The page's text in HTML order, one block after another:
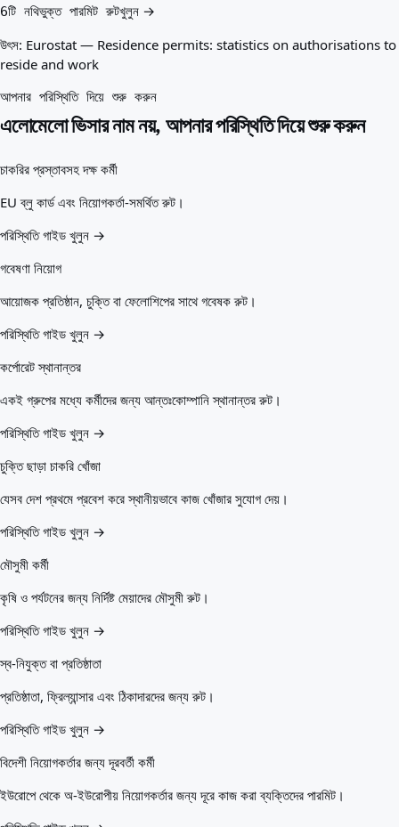
6টি নথিভুক্ত পারমিট রুটখুলুন →
উৎস: Eurostat — Residence permits: statistics on authorisations to
reside and work
আপনার পরিস্থিতি দিয়ে শুরু করুন
এলোমেলো ভিসার নাম নয়, আপনার পরিস্থিতি দিয়ে শুরু করুন
চাকরির প্রস্তাবসহ দক্ষ কর্মী
EU ব্লু কার্ড এবং নিয়োগকর্তা-সমর্থিত রুট।
পরিস্থিতি গাইড খুলুন →
গবেষণা নিয়োগ
আয়োজক প্রতিষ্ঠান, চুক্তি বা ফেলোশিপের সাথে গবেষক রুট।
পরিস্থিতি গাইড খুলুন →
কর্পোরেট স্থানান্তর
একই গ্রুপের মধ্যে কর্মীদের জন্য আন্তঃকোম্পানি স্থানান্তর রুট।
পরিস্থিতি গাইড খুলুন →
চুক্তি ছাড়া চাকরি খোঁজা
যেসব দেশ প্রথমে প্রবেশ করে স্থানীয়ভাবে কাজ খোঁজার সুযোগ দেয়।
পরিস্থিতি গাইড খুলুন →
মৌসুমী কর্মী
কৃষি ও পর্যটনের জন্য নির্দিষ্ট মেয়াদের মৌসুমী রুট।
পরিস্থিতি গাইড খুলুন →
স্ব-নিযুক্ত বা প্রতিষ্ঠাতা
প্রতিষ্ঠাতা, ফ্রিল্যান্সার এবং ঠিকাদারদের জন্য রুট।
পরিস্থিতি গাইড খুলুন →
বিদেশী নিয়োগকর্তার জন্য দূরবর্তী কর্মী
ইউরোপে থেকে অ-ইউরোপীয় নিয়োগকর্তার জন্য দূরে কাজ করা ব্যক্তিদের পারমিট।